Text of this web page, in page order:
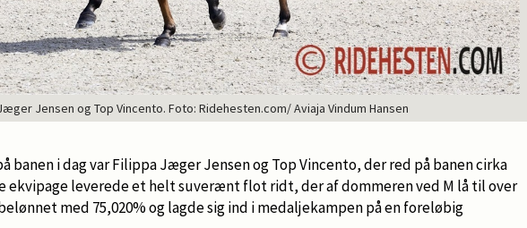
Jensen og Top Vincento. Foto: Ridehesten.com/ Aviaja Vindum Hansen
banen i dag var Filippa Jæger Jensen og Top Vincento, der red på banen cirka
ekvipage leverede et helt suverænt flot ridt, der af dommeren ved M lå til over
med 75,020% og lagde sig ind i medaljekampen på en foreløbig